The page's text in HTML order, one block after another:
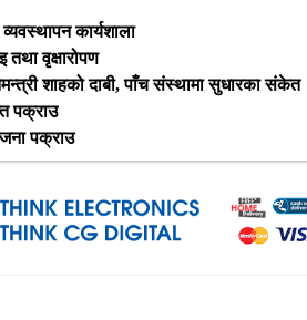
कार्यशाला
तथा वृक्षारोपण
शाहको दाबी, पाँच संस्थामा सुधारका संकेत
पक्राउ
पक्राउ